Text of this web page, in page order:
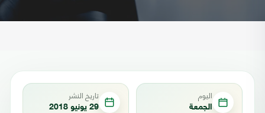
اليوم
الجمعة
تاريخ النشر
29 يونيو 2018